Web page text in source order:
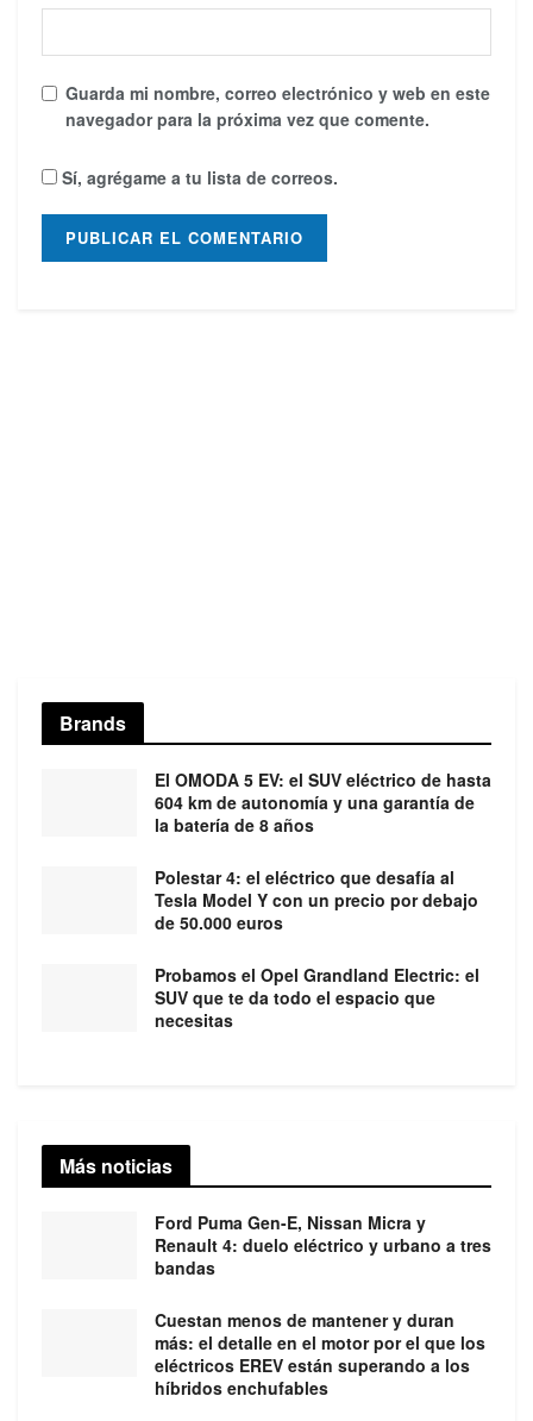
Guarda mi nombre, correo electrónico y web en este
navegador para la próxima vez que comente.
Sí, agrégame a tu lista de correos.
Brands
El OMODA 5 EV: el SUV eléctrico de hasta
604 km de autonomía y una garantía de
la batería de 8 años
Polestar 4: el eléctrico que desafía al
Tesla Model Y con un precio por debajo
de 50.000 euros
Probamos el Opel Grandland Electric: el
SUV que te da todo el espacio que
necesitas
Más noticias
Ford Puma Gen-E, Nissan Micra y
Renault 4: duelo eléctrico y urbano a tres
bandas
Cuestan menos de mantener y duran
más: el detalle en el motor por el que los
eléctricos EREV están superando a los
híbridos enchufables